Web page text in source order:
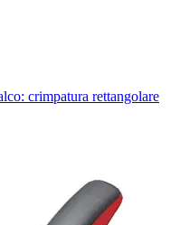
crimpatura rettangolare